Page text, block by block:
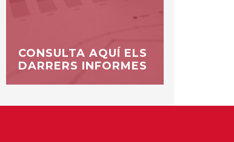
CONSULTA AQUÍ ELS
DARRERS INFORMES